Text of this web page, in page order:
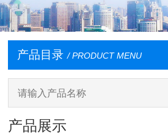
产品目录 / PRODUCT MENU
产品展示